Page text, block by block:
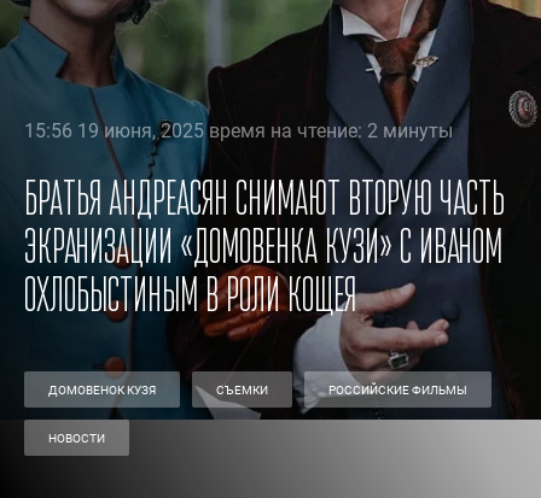
15:56 19 июня, 2025 время на чтение: 2 минуты
Братья Андреасян снимают вторую часть
экранизации «Домовенка Кузи» с Иваном
Охлобыстиным в роли Кощея
ДОМОВЕНОК КУЗЯ СЪЕМКИ РОССИЙСКИЕ ФИЛЬМЫ
НОВОСТИ